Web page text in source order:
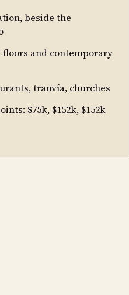
beside the
and contemporary
tranvía, churches
$75k, $152k, $152k